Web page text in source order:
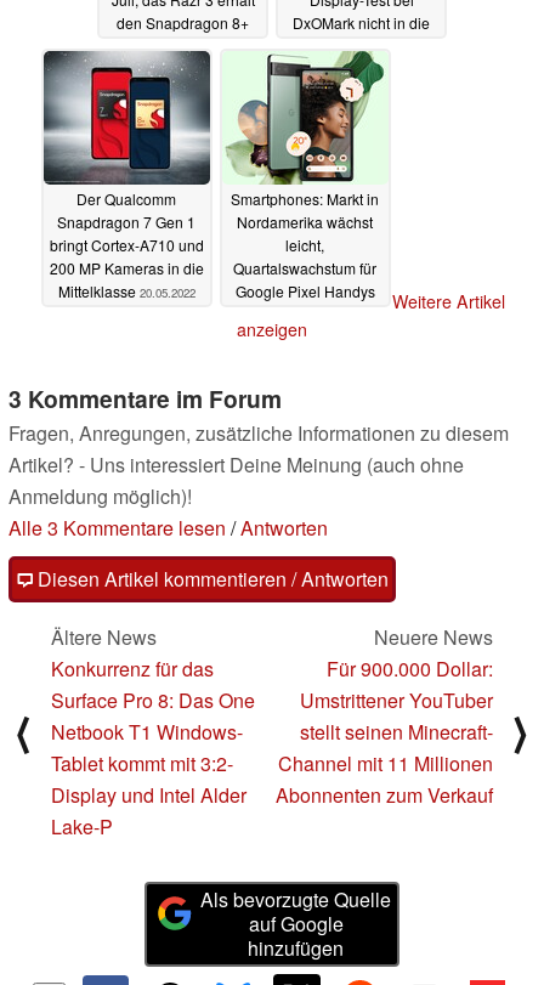
den Snapdragon 8+
23.05.2022
DxOMark nicht in die
20.05.2022
Der Qualcomm
Snapdragon 7 Gen 1
bringt Cortex-A710 und
200 MP Kameras in die
Mittelklasse 20.05.2022
Smartphones: Markt in
Nordamerika wächst
leicht,
Quartalswachstum für
Google Pixel Handys
Weitere Artikel
anzeigen
3 Kommentare im Forum
Fragen, Anregungen, zusätzliche Informationen zu diesem
Artikel? - Uns interessiert Deine Meinung (auch ohne
Anmeldung möglich)!
Alle 3 Kommentare lesen /Antworten
Diesen Artikel kommentieren / Antworten
⟨
Ältere News
Konkurrenz für das
Surface Pro 8: Das One
Netbook T1 Windows-
Tablet kommt mit 3:2-
Display und Intel Alder
Lake-P
Neuere News
Für 900.000 Dollar:
Umstrittener YouTuber
stellt seinen Minecraft-
Channel mit 11 Millionen
Abonnenten zum Verkauf
⟩
Als bevorzugte Quelle
auf Google
hinzufügen